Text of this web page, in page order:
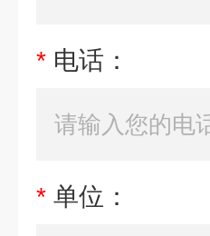
* 电话：
* 单位：